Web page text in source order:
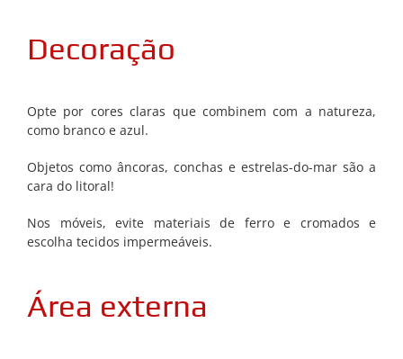
Decoração
Opte por cores claras que combinem com a natureza,
como branco e azul.
Objetos como âncoras, conchas e estrelas-do-mar são a
cara do litoral!
Nos móveis, evite materiais de ferro e cromados e
escolha tecidos impermeáveis.
Área externa